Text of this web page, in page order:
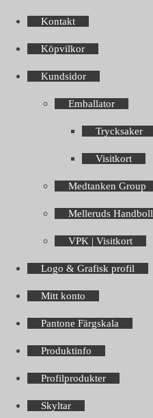
Kontakt
Köpvilkor
Kundsidor
Emballator
Trycksaker
Visitkort
Medtanken Group
Melleruds Handboll
VPK | Visitkort
Logo & Grafisk profil
Mitt konto
Pantone Färgskala
Produktinfo
Profilprodukter
Skyltar